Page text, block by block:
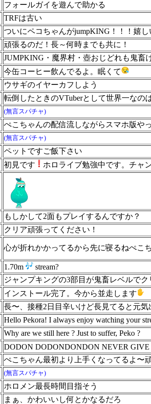
フォールガイを遊んで助かる
TRFは古い
ついにペコちゃんがjumpKING！！！嬉し
頑張るのだ！長～何時までも共に！
JUMPKING・魔界村・壺おじどれも鬼畜
今缶コーヒー飲んでるよ。眠くて
ウサギのイヤーカフしよう
転倒したときのVTuberとして世界一なの
(無言スパチャ)
ぺこちゃんの配信流しながらスマホ版や
(無言スパチャ)
ペットですご飯下さい
初見です ホロライブ勉強中です。チャ
もしかして2面もプレイするんですか？
クリア頑張ってください！
心が折れかかってるから先に寝るねぺこ
1.70m
stream?
ジャンプキングの3部目が鬼畜レベルで
インストール完了。今から並走します
長〜、接種2日目辛いけど長見てると元
Hello Pekora! I always enjoy watching your
Why are we still here ? Just to suffer, Peko ?
DODON DODONDONDON NEVER GIVE
ぺこちゃん最初より上手くなってるよ〜
(無言スパチャ)
ホロメン最長時間目指そう
まぁ、かわいいし何とかなるだろ